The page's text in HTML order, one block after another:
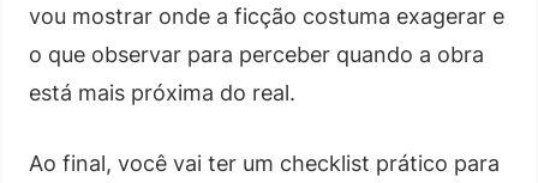
vou mostrar onde a ficção costuma exagerar e
o que observar para perceber quando a obra
está mais próxima do real.
Ao final, você vai ter um checklist prático para